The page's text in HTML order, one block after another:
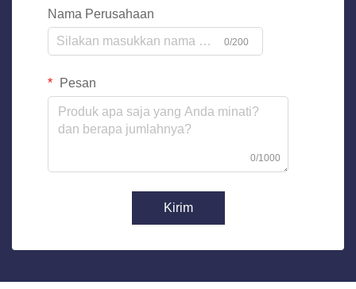
Nama Perusahaan
0/200
Pesan
0/1000
Kirim